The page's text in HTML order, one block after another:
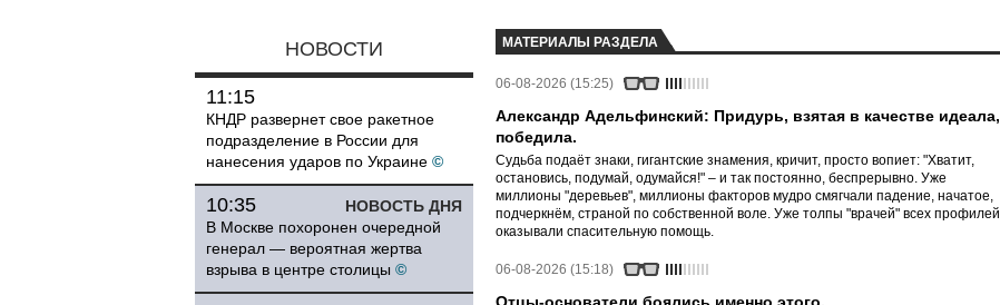
НОВОСТИ
11:15
КНДР развернет свое ракетное
подразделение в России для
нанесения ударов по Украине ©
НОВОСТЬ ДНЯ
10:35
В Москве похоронен очередной
генерал — вероятная жертва
взрыва в центре столицы ©
МАТЕРИАЛЫ РАЗДЕЛА
06-08-2026 (15:25)
Александр Адельфинский: Придурь, взятая в качестве идеала,
победила.
Судьба подаёт знаки, гигантские знамения, кричит, просто вопиет: "Хватит,
остановись, подумай, одумайся!" – и так постоянно, беспрерывно. Уже
миллионы "деревьев", миллионы факторов мудро смягчали падение, начатое,
подчеркнём, страной по собственной воле. Уже толпы "врачей" всех профилей
оказывали спасительную помощь.
06-08-2026 (15:18)